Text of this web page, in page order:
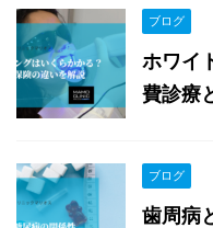
ブログ
ホワイ
費診療
ブログ
歯周病